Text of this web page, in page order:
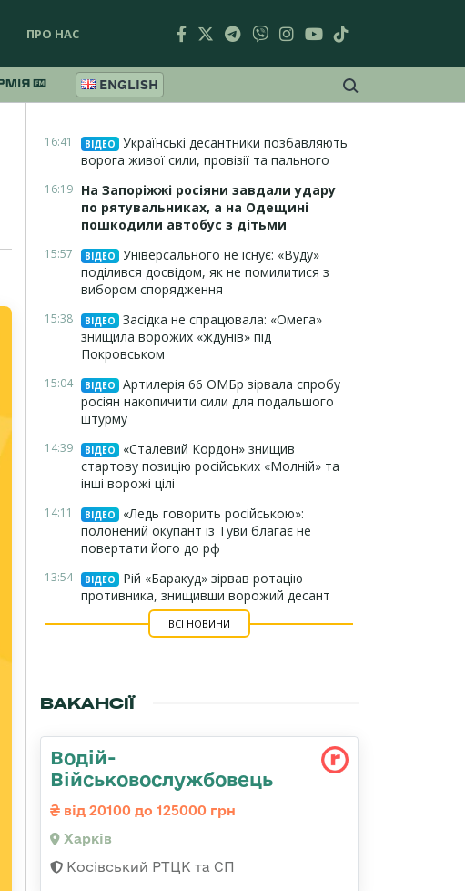
ПРО НАС
ENGLISH
16:41 ВІДЕО
Українські десантники позбавляють
ворога живої сили, провізії та пального
16:19 На Запоріжжі росіяни завдали удару
по рятувальниках, а на Одещині
пошкодили автобус з дітьми
15:57 ВІДЕО
Універсального не існує: «Вуду»
поділився досвідом, як не помилитися з
вибором спорядження
15:38 ВІДЕО
Засідка не спрацювала: «Омега»
знищила ворожих «ждунів» під
Покровськом
15:04 ВІДЕО
Артилерія 66 ОМБр зірвала спробу
росіян накопичити сили для подальшого
штурму
14:39 ВІДЕО
«Сталевий Кордон» знищив
стартову позицію російських «Молній» та
інші ворожі цілі
14:11 ВІДЕО
«Ледь говорить російською»:
полонений окупант із Туви благає не
повертати його до рф
13:54 ВІДЕО
Рій «Баракуд» зірвав ротацію
противника, знищивши ворожий десант
ВСІ НОВИНИ
ВАКАНСІЇ
Водій-
Військовослужбовець
від 20100 до 125000 грн
Харків
Косівський РТЦК та СП